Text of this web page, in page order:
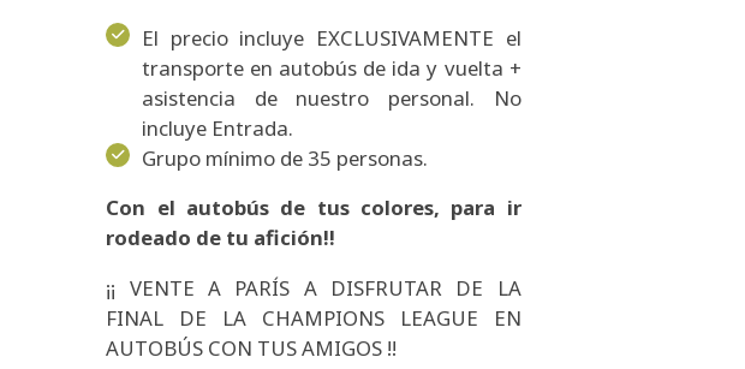
El precio incluye EXCLUSIVAMENTE el
transporte en autobús de ida y vuelta +
asistencia de nuestro personal. No
incluye Entrada.
Grupo mínimo de 35 personas.
Con el autobús de tus colores, para ir
rodeado de tu afición!!
¡¡ VENTE A PARÍS A DISFRUTAR DE LA
FINAL DE LA CHAMPIONS LEAGUE EN
AUTOBÚS CON TUS AMIGOS !!